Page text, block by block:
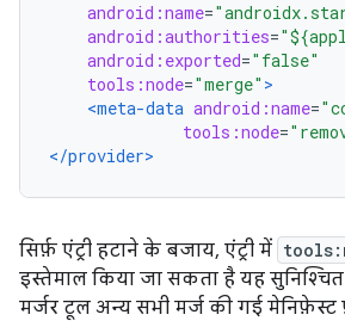
android:name=
android:authorities=
android:exported="false"
tools:node="merge" >
<meta-data android:name=
tools:node=
</provider>
सिर्फ़ एंट्री हटाने के बजाय, एंट्री में
इस्तेमाल किया जा सकता है यह
मर्जर टूल अन्य सभी मर्ज की गई